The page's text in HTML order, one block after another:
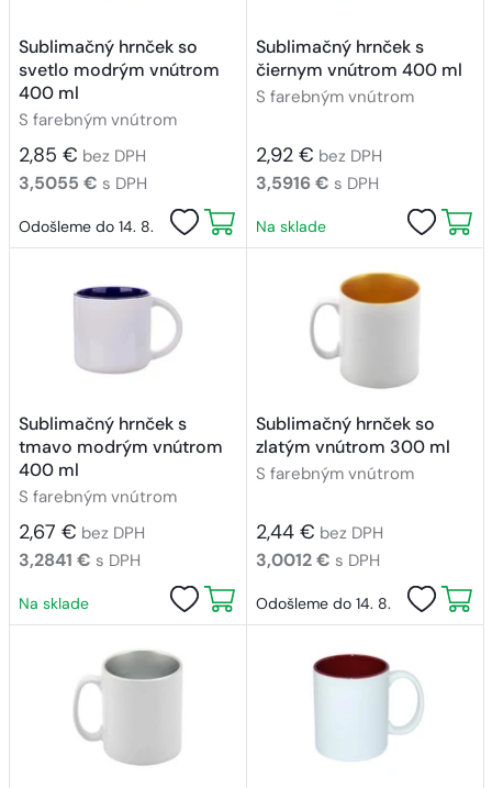
Sublimačný hrnček so
svetlo modrým vnútrom
400 ml
S farebným vnútrom
2,85 € bez DPH
3,5055 € s DPH
Odošleme do 14. 8.
Sublimačný hrnček s
čiernym vnútrom 400 ml
S farebným vnútrom
2,92 € bez DPH
3,5916 € s DPH
Na sklade
Sublimačný hrnček s
tmavo modrým vnútrom
400 ml
S farebným vnútrom
2,67 € bez DPH
3,2841 € s DPH
Na sklade
Sublimačný hrnček so
zlatým vnútrom 300 ml
S farebným vnútrom
2,44 € bez DPH
3,0012 € s DPH
Odošleme do 14. 8.